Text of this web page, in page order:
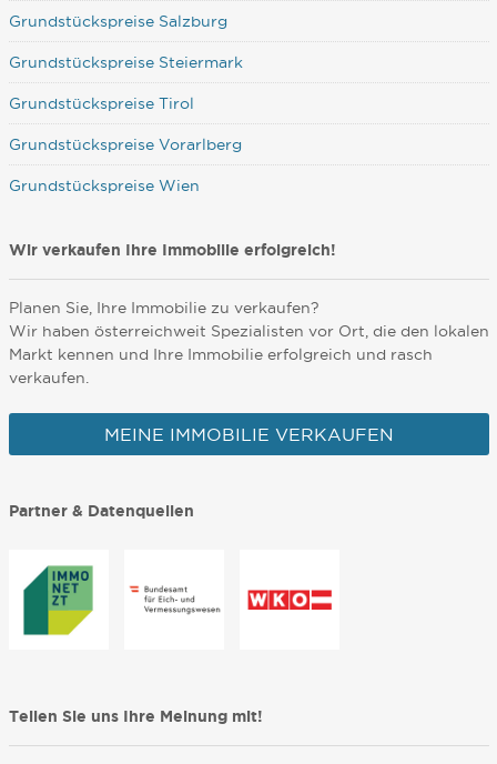
Grundstückspreise Salzburg
Grundstückspreise Steiermark
Grundstückspreise Tirol
Grundstückspreise Vorarlberg
Grundstückspreise Wien
Wir verkaufen Ihre Immobilie erfolgreich!
Planen Sie, Ihre Immobilie zu verkaufen?
Wir haben österreichweit Spezialisten vor Ort, die den lokalen
Markt kennen und Ihre Immobilie erfolgreich und rasch
verkaufen.
MEINE IMMOBILIE VERKAUFEN
Partner & Datenquellen
Teilen Sie uns Ihre Meinung mit!